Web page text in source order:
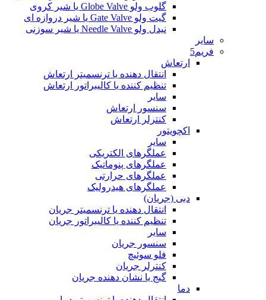
گلوب ولو Globe Valve یا شیر کروی
گیت ولو Gate Valve یا شیر دروازه ای
نیدل ولو Needle Valve یا شیر سوزنی
سایر
فریم5
ارتعاش
انتقال دهنده یا ترنسمیتر ارتعاش
تنظیم کننده یا کالیبراتور ارتعاش
سایر
سنسور ارتعاش
کنترلر ارتعاش
اکچویتور
سایر
عملگرهای الکتریکی
عملگرهای پنوماتیک
عملگرهای حرارتی
عملگرهای هیدرولیک
دبی (جریان)
انتقال دهنده یا ترنسمیتر جریان
تنظیم کننده یا کالیبراتور جریان
سایر
سنسور جریان
فلو سوئیچ
کنترلر جریان
گیج یا نشان دهنده جریان
دما